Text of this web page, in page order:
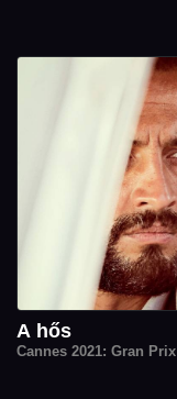
A hős
Cannes 2021: Gran Prix